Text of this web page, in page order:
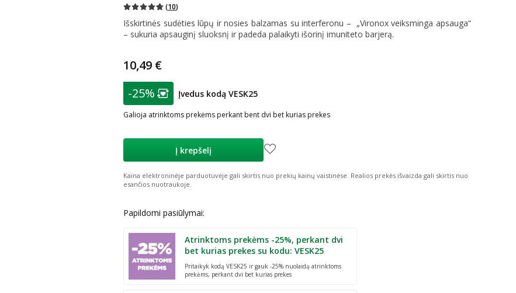
(10)
Išskirtinės sudėties lūpų ir nosies balzamas su interferonu – „Vironox veiksminga apsauga“
– sukuria apsauginį sluoksnį ir padeda palaikyti išorinį imuniteto barjerą.
10,49 €
patarimas
Lojalumo klubo narių nuolaida
-25% Įvedus kodą VESK25
Galioja atrinktoms prekėms perkant bent dvi bet kurias prekes
Į krepšelį
Kaina elektroninėje parduotuvėje gali skirtis nuo prekių kainų vaistinėse. Realios prekės išvaizda gali skirtis nuo
esančios nuotraukoje.
Papildomi pasiūlymai:
Atrinktoms prekėms -25%, perkant dvi
bet kurias prekes su kodu: VESK25
Pritaikyk kodą VESK25 ir gauk -25% nuolaidą atrinktoms
prekėms, perkant dvi bet kurias prekes